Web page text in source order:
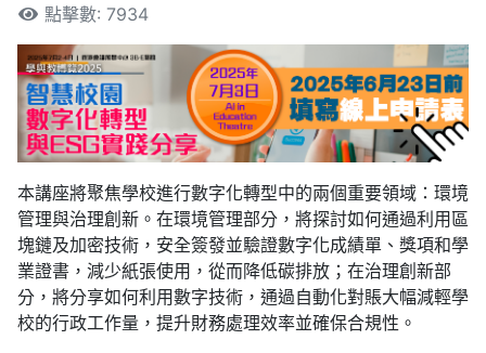
點擊數: 7934
本講座將聚焦學校進行數字化轉型中的兩個重要領域：環境
管理與治理創新。在環境管理部分，將探討如何通過利用區
塊鏈及加密技術，安全簽發並驗證數字化成績單、獎項和學
業證書，減少紙張使用，從而降低碳排放；在治理創新部
分，將分享如何利用數字技術，通過自動化對賬大幅減輕學
校的行政工作量，提升財務處理效率並確保合規性。